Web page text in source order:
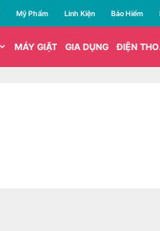
Mỹ Phẩm Linh Kiện Bảo Hiểm
MÁY GIẶT GIA DỤNG ĐIỆN